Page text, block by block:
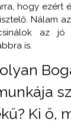
hogy ezért
Nálam
az jó
is.
Ki ő,